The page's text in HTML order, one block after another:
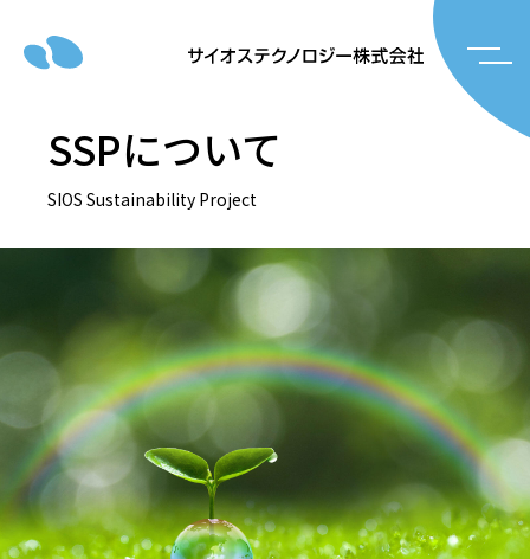
SSPについて
SIOS Sustainability Project